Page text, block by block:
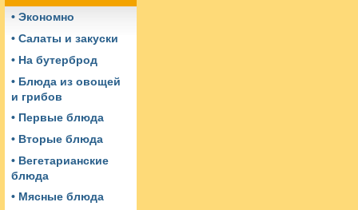
• Экономно
• Салаты и закуски
• На бутерброд
• Блюда из овощей
и грибов
• Первые блюда
• Вторые блюда
• Вегетарианские
блюда
• Мясные блюда